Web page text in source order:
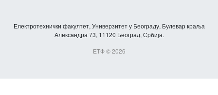
Електротехнички факултет, Универзитет у Београду, Булевар краља
Александра 73, 11120 Београд, Србија.
ЕТФ © 2026